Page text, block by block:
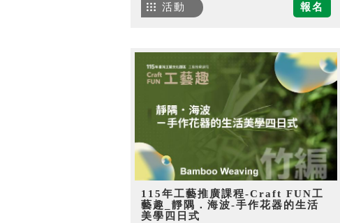
報名
活動
115年工藝推廣課程-Craft FUN工
藝趣_靜隅．海波-手作花器的生活
美學四日式